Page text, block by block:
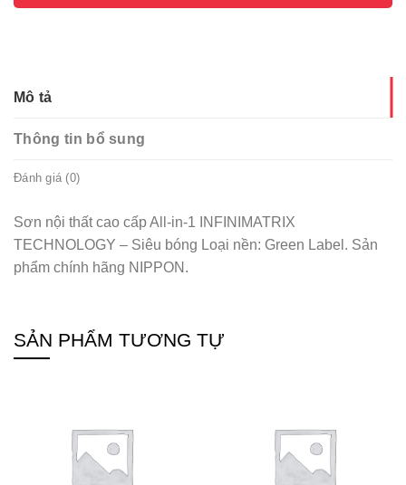
Mô tả
Thông tin bổ sung
Đánh giá (0)
Sơn nội thất cao cấp All-in-1 INFINIMATRIX
TECHNOLOGY – Siêu bóng Loại nền: Green Label. Sản
phẩm chính hãng NIPPON.
SẢN PHẨM TƯƠNG TỰ